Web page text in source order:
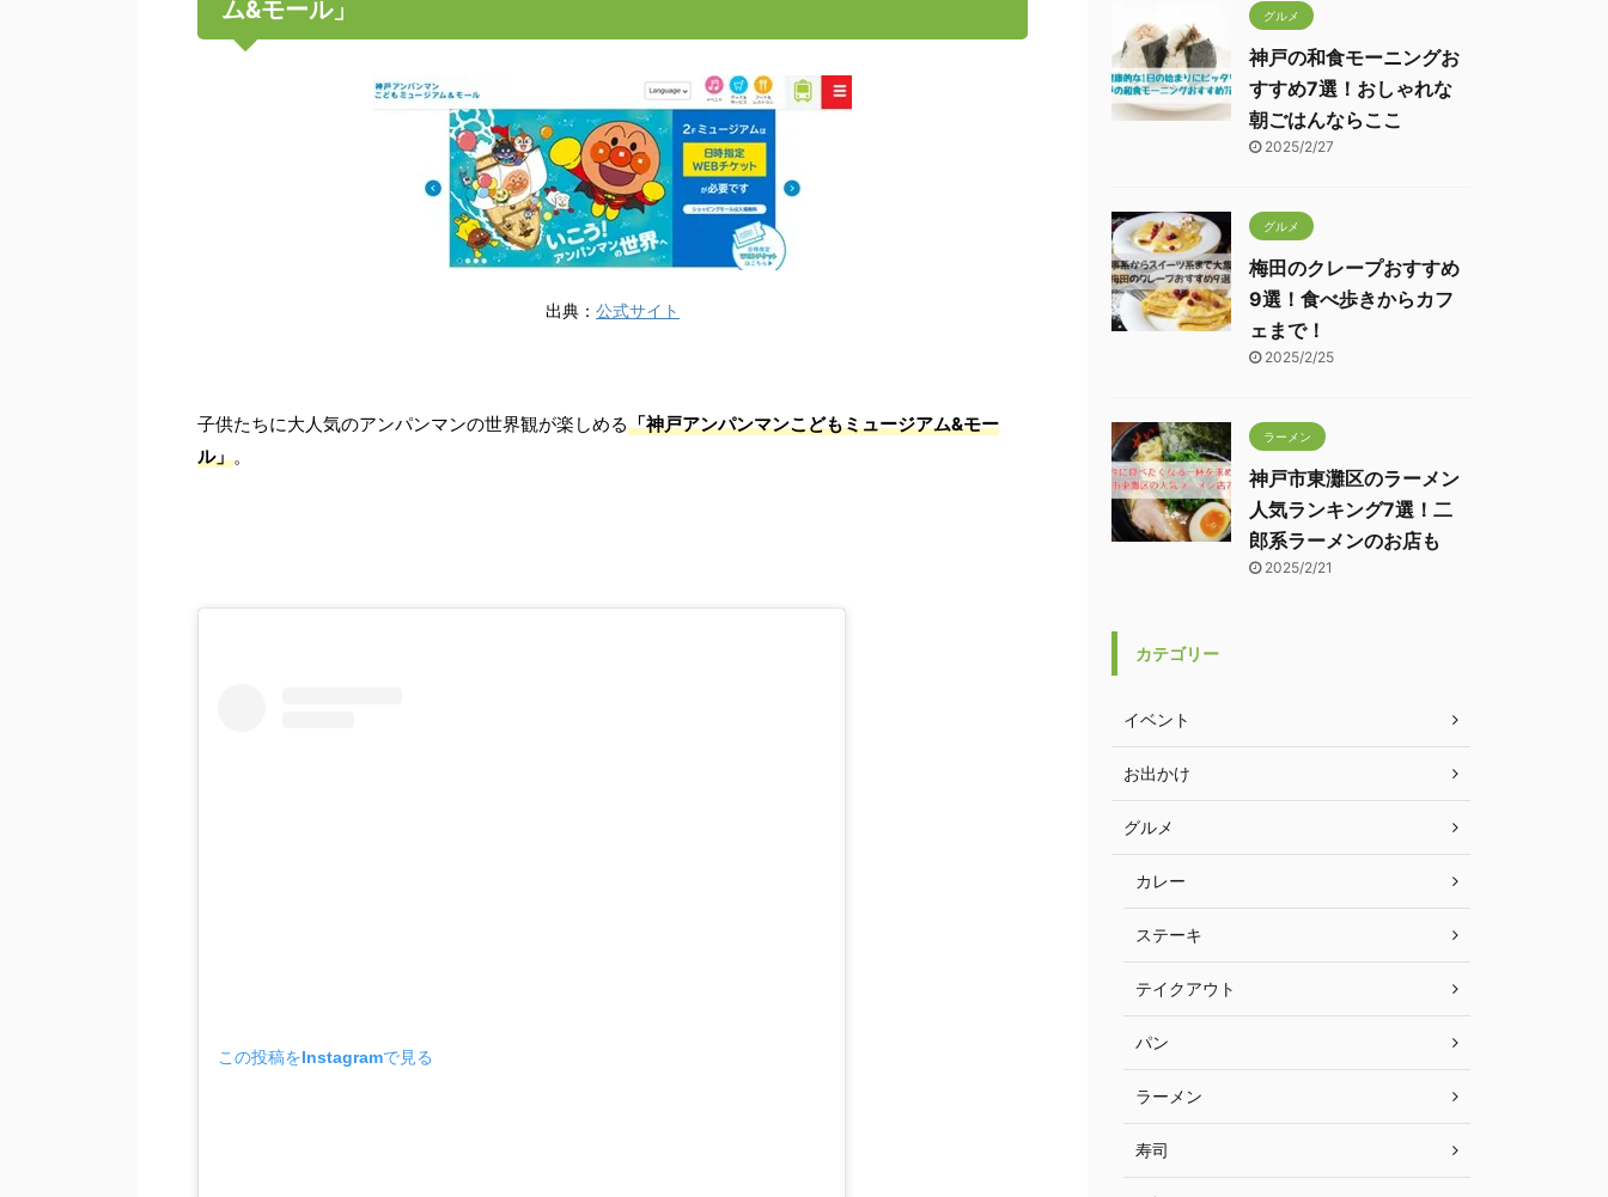
ム&モール」
出典： 公式サイト
子供たちに大人気のアンパンマンの世界観が楽しめる「神戸アンパンマンこどもミュージアム&モー
ル」。
この投稿をInstagramで見る
グルメ
神戸の和食モーニングお
すすめ7選！おしゃれな
朝ごはんならここ
2025/2/27
グルメ
梅田のクレープおすすめ
9選！食べ歩きからカフ
ェまで！
2025/2/25
ラーメン
神戸市東灘区のラーメン
人気ランキング7選！二
郎系ラーメンのお店も
2025/2/21
カテゴリー
イベント
お出かけ
グルメ
カレー
ステーキ
テイクアウト
パン
ラーメン
寿司